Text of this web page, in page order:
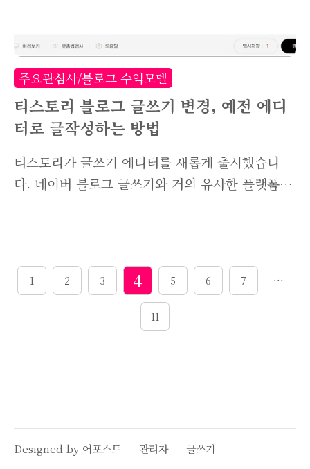
있는 그림파일을 선택해주면 됩니다. 사진 등록이
완료되었다면, 이제 해당 사진에 링크를 걸어줘야
겠네요. 사진을 마우스로 클릭 후 위 이미지의 네
모..
주요관심사/블로그 수익모델
티스토리 블로그 글쓰기 변경, 예전 에디
터로 글작성하는 방법
티스토리가 글쓰기 에디터를 새롭게 출시했습니
다. 네이버 블로그 글쓰기와 거의 유사한 플랫폼으
이 심상치 않네요. 저도 새로운 에디터가 마음에
들긴하지만, 새로운것보다는 익숙함때문에 예전
에디터 사용이 아직까진 편리합니다. 특히 애드센
스 중간광고 삽입하는게 예전 에디터가 편리하더
토리 로그인 후 관리자모드로 들어갑니다. [콘텐
1 2 3 4 5 6 7 ···
11
Designed by 어포스트 관리자 글쓰기